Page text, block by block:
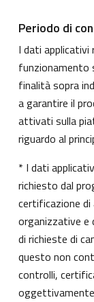
Periodo di
I dati
funzionamento
finalità sopra
a garantire il
attivati sulla
riguardo al
* I dati
richiesto dal
certificazione
organizzative e
di richieste di
questo non
controlli,